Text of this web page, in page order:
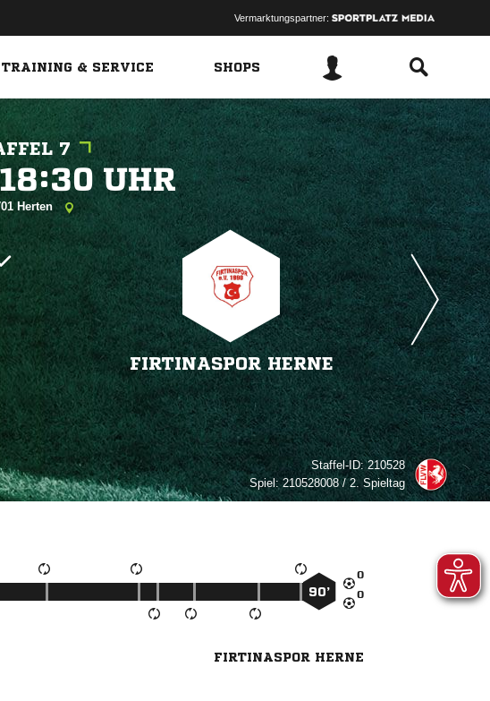
Vermarktungspartner:
TRAINING & SERVICE SHOPS
7
 
Herten
FIRTINASPOR HERNE
Staffel-ID:210528
Spiel:210528008 / 2. Spieltag


90’
FIRTINASPOR HERNE